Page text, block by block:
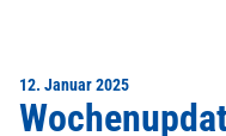
12. Januar 2025